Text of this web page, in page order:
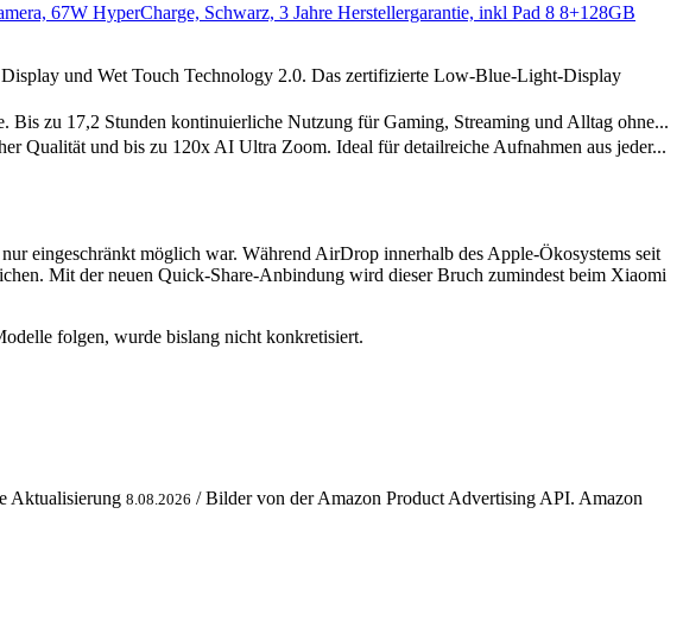
67W HyperCharge, Schwarz, 3 Jahre Herstellergarantie, inkl Pad 8 8+128GB
und Wet Touch Technology 2.0. Das zertifizierte Low-Blue-Light-Display
zu 17,2 Stunden kontinuierliche Nutzung für Gaming, Streaming und Alltag ohne...
Qualität und bis zu 120x AI Ultra Zoom. Ideal für detailreiche Aufnahmen aus jeder...
eingeschränkt möglich war. Während AirDrop innerhalb des Apple-Ökosystems seit
Mit der neuen Quick-Share-Anbindung wird dieser Bruch zumindest beim Xiaomi
folgen, wurde bislang nicht konkretisiert.
Aktualisierung 8.08.2026 / Bilder von der Amazon Product Advertising API. Amazon